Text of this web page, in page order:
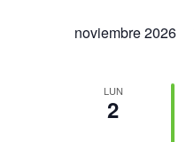
noviembre 2026
LUN
2